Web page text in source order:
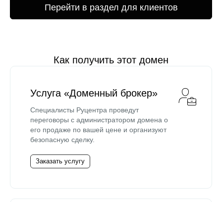
Перейти в раздел для клиентов
Как получить этот домен
Услуга «Доменный брокер»
Специалисты Руцентра проведут
переговоры с администратором домена о
его продаже по вашей цене и организуют
безопасную сделку.
Заказать услугу